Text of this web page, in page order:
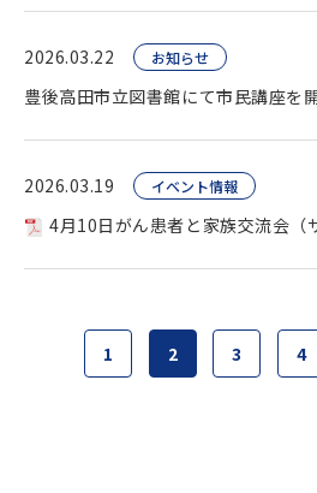
2026.03.22 お知らせ
豊後高田市立図書館にて市民講座を
2026.03.19 イベント情報
4月10日がん患者と家族交流会（
1 2 3 4